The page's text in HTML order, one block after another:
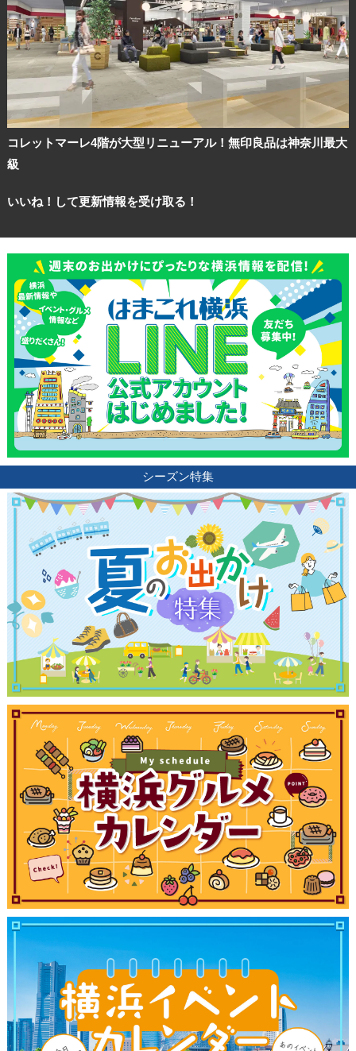
コレットマーレ4階が大型リニューアル！無印良品は神奈川最大
級
いいね！して更新情報を受け取る！
シーズン特集
観光ガイド
ランキング
ブログ記事